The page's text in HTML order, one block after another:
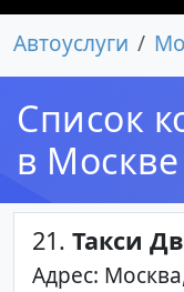
Автоуслуги
Список
в Москве
21. Такси
Адрес: